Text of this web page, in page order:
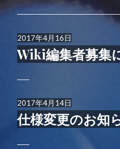
投
稿
日:
2017年4月16日
Wiki編集者募集
投
稿
日:
2017年4月14日
仕様変更のお知